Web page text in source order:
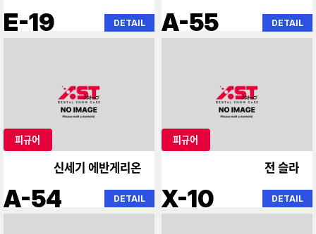
E-19 DETAIL A-55 DETAIL
피규어
신세기 에반게리온
A-54 DETAIL
피규어
전 슬라
X-10 DETAIL